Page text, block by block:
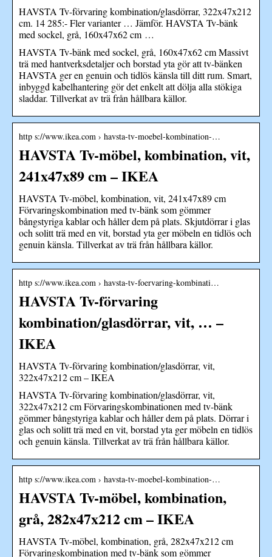
HAVSTA Tv-förvaring kombination/glasdörrar, 322x47x212
cm. 14 285:- Fler varianter … Jämför. HAVSTA Tv-bänk
med sockel, grå, 160x47x62 cm …
HAVSTA Tv-bänk med sockel, grå, 160x47x62 cm Massivt
trä med hantverksdetaljer och borstad yta gör att tv-bänken
HAVSTA ger en genuin och tidlös känsla till ditt rum. Smart,
inbyggd kabelhantering gör det enkelt att dölja alla stökiga
sladdar. Tillverkat av trä från hållbara källor.
http s://www.ikea.com › havsta-tv-moebel-kombination-…
HAVSTA Tv-möbel, kombination, vit,
241x47x89 cm – IKEA
HAVSTA Tv-möbel, kombination, vit, 241x47x89 cm
Förvaringskombination med tv-bänk som gömmer
bångstyriga kablar och håller dem på plats. Skjutdörrar i glas
och solitt trä med en vit, borstad yta ger möbeln en tidlös och
genuin känsla. Tillverkat av trä från hållbara källor.
http s://www.ikea.com › havsta-tv-foervaring-kombinati…
HAVSTA Tv-förvaring
kombination/glasdörrar, vit, … –
IKEA
HAVSTA Tv-förvaring kombination/glasdörrar, vit,
322x47x212 cm – IKEA
HAVSTA Tv-förvaring kombination/glasdörrar, vit,
322x47x212 cm Förvaringskombinationen med tv-bänk
gömmer bångstyriga kablar och håller dem på plats. Dörrar i
glas och solitt trä med en vit, borstad yta ger möbeln en tidlös
och genuin känsla. Tillverkat av trä från hållbara källor.
http s://www.ikea.com › havsta-tv-moebel-kombination-…
HAVSTA Tv-möbel, kombination,
grå, 282x47x212 cm – IKEA
HAVSTA Tv-möbel, kombination, grå, 282x47x212 cm
Förvaringskombination med tv-bänk som gömmer